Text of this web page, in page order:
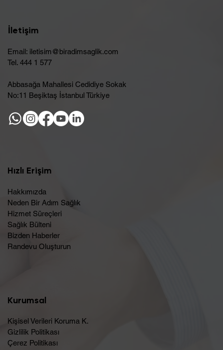
İletişim
Email: iletisim@biradimsaglik.com
Tel. 444 1 577
Abbasağa Mahallesi Cedidiye Sokak
No:11 Beşiktaş İstanbul Türkiye
Hızlı Erişim
Hakkımızda
Neden Bir Adım Sağlık
Hizmet Süreçleri
Sağlık Bülteni
Bizden Haberler
Randevu Oluşturun​
Kurumsal
Kişisel Verileri Koruma K.
Gizlilik Politikası
Çerez Politikası